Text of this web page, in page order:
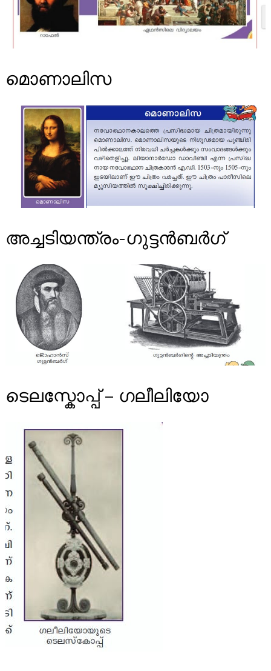
മൊണാലിസ
അച്ചടിയന്ത്രം-ഗുട്ടൻബർഗ്
ടെലസ്കോപ്പ് – ഗലീലിയോ